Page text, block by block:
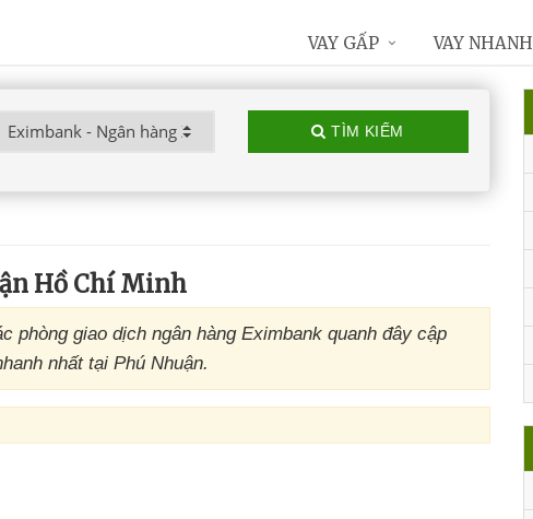
TÌM KIẾM
Hồ Chí Minh
phòng giao dịch ngân hàng Eximbank quanh đây cập
nhất tại Phú Nhuận.
VAY GẤP VAY NHANH